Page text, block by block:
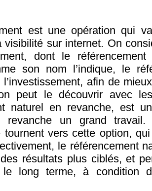
est une opération qui
visibilité sur internet. On
dont le
son nom l’indique, le
afin de
peut le découvrir avec
naturel en revanche, est
revanche un grand
tournent vers cette option,
le référencement
résultats plus ciblés, et
long terme, à condition